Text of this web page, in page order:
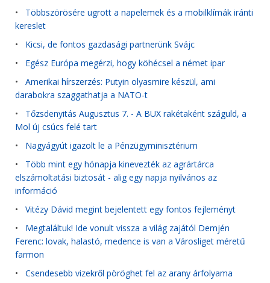
• Többszörösére ugrott a napelemek és a mobilklímák iránti
kereslet
• Kicsi, de fontos gazdasági partnerünk Svájc
• Egész Európa megérzi, hogy köhécsel a német ipar
• Amerikai hírszerzés: Putyin olyasmire készül, ami
darabokra szaggathatja a NATO-t
• Tőzsdenyitás Augusztus 7. - A BUX rakétaként száguld, a
Mol új csúcs felé tart
• Nagyágyút igazolt le a Pénzügyminisztérium
• Több mint egy hónapja kinevezték az agrártárca
elszámoltatási biztosát - alig egy napja nyilvános az
információ
• Vitézy Dávid megint bejelentett egy fontos fejleményt
• Megtaláltuk! Ide vonult vissza a világ zajától Demjén
Ferenc: lovak, halastó, medence is van a Városliget méretű
farmon
• Csendesebb vizekről pöröghet fel az arany árfolyama